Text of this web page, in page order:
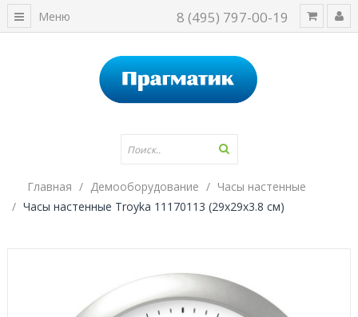
8 (495) 797-00-19
Меню
Главная Демооборудование
Часы настенные
Часы настенные Troyka 11170113 (29х29х3.8 см)